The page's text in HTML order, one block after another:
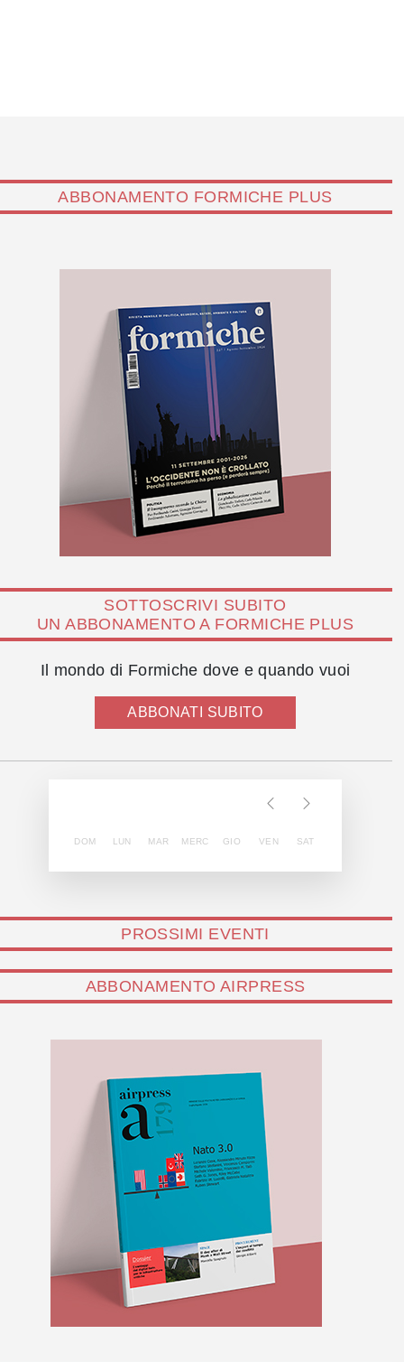
ABBONAMENTO FORMICHE PLUS
SOTTOSCRIVI SUBITO
UN ABBONAMENTO A FORMICHE PLUS
Il mondo di Formiche dove e quando vuoi
ABBONATI SUBITO
DOM LUN MAR MERC GIO VEN SAT
PROSSIMI EVENTI
ABBONAMENTO AIRPRESS